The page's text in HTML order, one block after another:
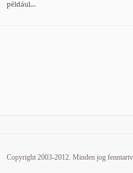
például...
Copyright 2003-2012. Minden jog